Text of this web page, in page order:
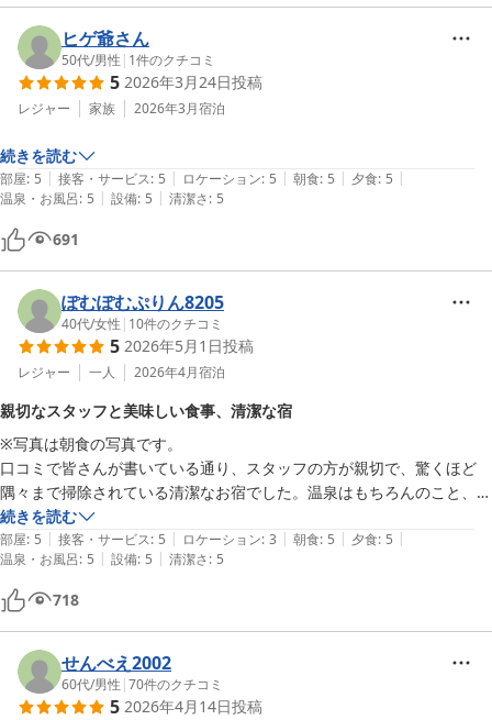
総合すると良い旅館でしたが、少し残念な部分も。
ヒゲ爺さん
50代/男性 | 1件のクチコミ
5 2026年3月24日投稿
レジャー 家族 2026年3月宿泊
続きを読む
部屋: 5 | 接客・サービス: 5 | ロケーション: 5 | 朝食: 5 | 夕食: 5 |
温泉・お風呂: 5 | 設備: 5 | 清潔さ: 5
691
ぽむぽむぷりん8205
40代/女性 | 10件のクチコミ
5 2026年5月1日投稿
レジャー 一人 2026年4月宿泊
親切なスタッフと美味しい食事、清潔な宿
※写真は朝食の写真です。
口コミで皆さんが書いている通り、スタッフの方が親切で、驚くほど
隅々まで掃除されている清潔なお宿でした。温泉はもちろんのこと、食
事がとても美味しかったです！バクバク夢中で食べてしまったので、周
りの目を気にしないで済む個室なのはありがたかったです笑。かみのや
ま温泉、素敵なところでした。大変満喫できた一人旅でした。機会があ
れば、再訪したいです。
続きを読む
部屋: 5 | 接客・サービス: 5 | ロケーション: 3 | 朝食: 5 | 夕食: 5 |
温泉・お風呂: 5 | 設備: 5 | 清潔さ: 5
718
せんべえ2002
60代/男性 |70件のクチコミ
5 2026年4月14日投稿